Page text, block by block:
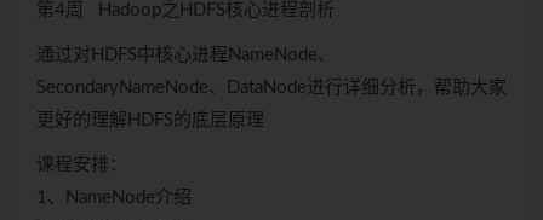
第4周 Hadoop之HDFS核心进程剖析
通过对HDFS中核心进程NameNode、
SecondaryNameNode、DataNode进行详细分析，帮助大家
更好的理解HDFS的底层原理
课程安排：
1、NameNode介绍